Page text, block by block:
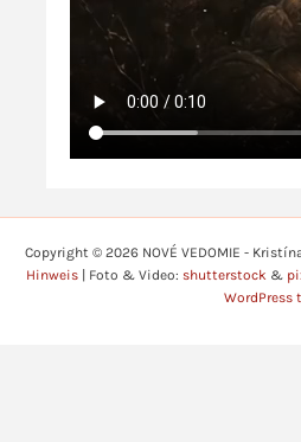
Copyright © 2026 NOVÉ VEDOMIE -
Hinweis | Foto & Video: shutterstock &
WordPress